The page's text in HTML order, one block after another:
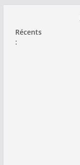
contenu
Récents
: